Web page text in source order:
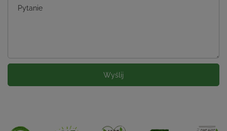
Pytanie
Wyślij